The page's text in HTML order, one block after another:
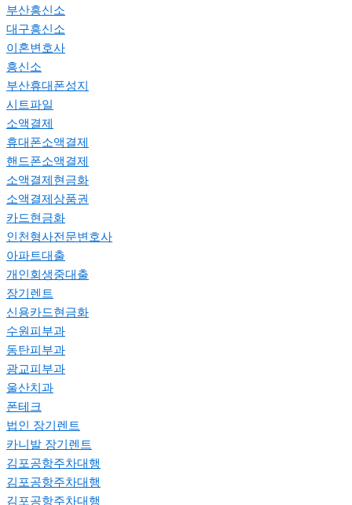
부산흥신소
대구흥신소
이혼변호사
흥신소
부산휴대폰성지
시트파일
소액결제
휴대폰소액결제
핸드폰소액결제
소액결제현금화
소액결제상품권
카드현금화
인천형사전문변호사
아파트대출
개인회생중대출
장기렌트
신용카드현금화
수원피부과
동탄피부과
광교피부과
울산치과
폰테크
법인 장기렌트
카니발 장기렌트
김포공항주차대행
김포공항주차대행
김포공항주차대행